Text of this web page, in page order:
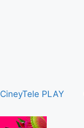
CineyTele PLAY